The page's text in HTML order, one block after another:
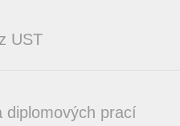
UST
diplomových prací